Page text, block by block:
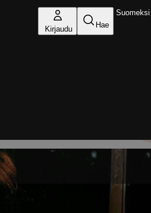
Kirjaudu Hae